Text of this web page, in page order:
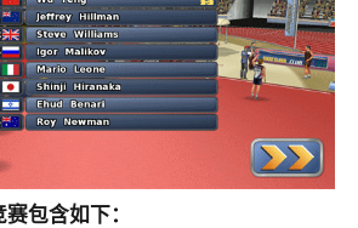
包含如下：